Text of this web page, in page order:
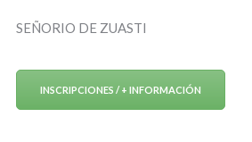
SEÑORIO DE ZUASTI
INSCRIPCIONES / + INFORMACIÓN